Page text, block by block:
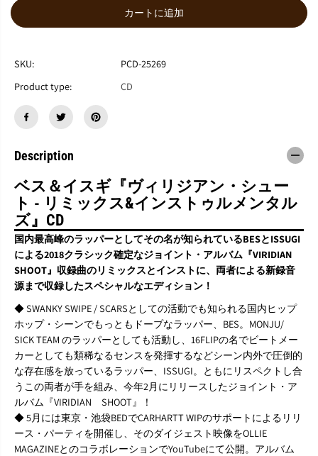
E
&
m
p
I
S
U
I
『
V
I
R
I
D
I
N
S
H
O
O
T
-
R
e
m
m
p
U
G
I
『
V
I
R
D
I
N
S
H
O
O
T
-
R
e
m
カートに追加
SKU:
PCD-25269
Product type:
CD
Description
ベス＆イスギ『ヴィリジアン・シュー
ト - リミックス&インストゥルメンタル
ズ』CD
国内最高峰のラッパーとしてその名が知られているBESとISSUGI
による2018クラシック確定なジョイント・アルバム『VIRIDIAN
SHOOT』収録曲のリミックスとインストに、両者による新録音
源まで収録したスペシャルなエディション！
◆ SWANKY SWIPE / SCARSとしての活動でも知られる国内ヒップ
ホップ・シーンでもっともドープなラッパー、BES。MONJU/
SICK TEAM のラッパーとしても活動し、16FLIPの名でビートメー
カーとしても類稀なるセンスを発揮するなどシーン内外で圧倒的
な存在感を放っているラッパー、ISSUGI。ともにリスペクトし合
うこの両者が手を組み、今年2月にリリースしたジョイント・ア
ルバム『VIRIDIAN SHOOT』！
◆ 5月には東京・池袋BEDでCARHARTT WIPのサポートによるリリ
ース・パーティを開催し、そのダイジェスト映像をOLLIE
MAGAZINEとのコラボレーションでYouTubeにて公開。アルバム